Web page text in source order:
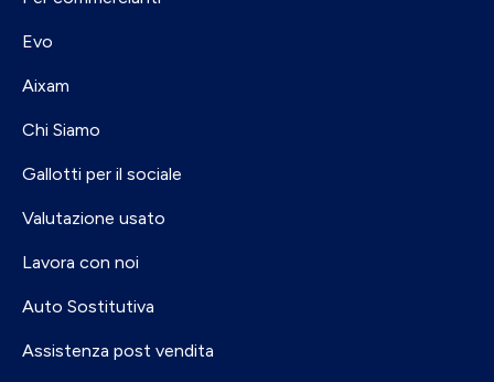
Evo
Aixam
Chi Siamo
Gallotti per il sociale
Valutazione usato
Lavora con noi
Auto Sostitutiva
Assistenza post vendita